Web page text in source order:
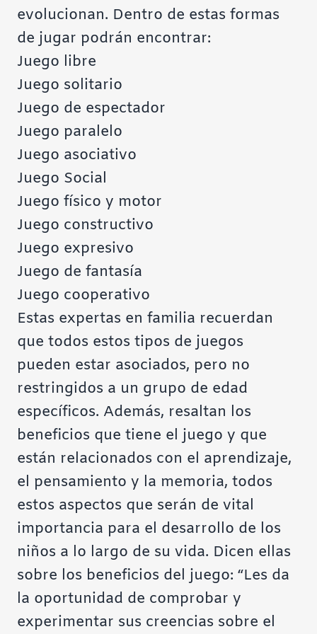
evolucionan. Dentro de estas formas
de jugar podrán encontrar:
Juego libre
Juego solitario
Juego de espectador
Juego paralelo
Juego asociativo
Juego Social
Juego físico y motor
Juego constructivo
Juego expresivo
Juego de fantasía
Juego cooperativo
Estas expertas en familia recuerdan
que todos estos tipos de juegos
pueden estar asociados, pero no
restringidos a un grupo de edad
específicos. Además, resaltan los
beneficios que tiene el juego y que
están relacionados con el aprendizaje,
el pensamiento y la memoria, todos
estos aspectos que serán de vital
importancia para el desarrollo de los
niños a lo largo de su vida. Dicen ellas
sobre los beneficios del juego: “Les da
la oportunidad de comprobar y
experimentar sus creencias sobre el